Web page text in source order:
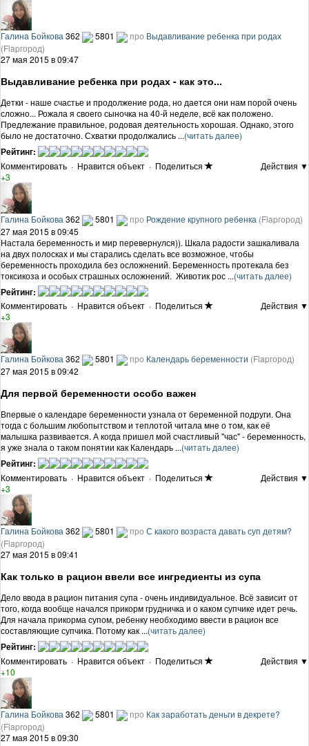
Галина Бойкова 362 5801 про Выдавливание ребенка при родах
(Flapгород)
27 мая 2015 в 09:47
Выдавливание ребенка при родах - как это...
Детки - наше счастье и продолжение рода, но дается они нам порой очень
сложно... Рожала я своего сыночка на 40-й неделе, всё как положено.
Предлежание правильное, родовая деятельность хорошая. Однако, этого
было не достаточно. Схватки продолжались ...(читать далее)
Рейтинг:
Комментировать · Нравится объект · Поделиться
Действия ▼
+3
Галина Бойкова 362 5801 про Рождение крупного ребенка (Flapгород)
27 мая 2015 в 09:45
Настала беременность и мир перевернулся)). Шкала радости зашкаливала
на двух полосках и мы старались сделать все возможное, чтобы
беременность проходила без осложнений. Беременность протекала без
токсикоза и особых страшных осложнений. Животик рос ...(читать далее)
Рейтинг:
Комментировать · Нравится объект · Поделиться
Действия ▼
+3
Галина Бойкова362 5801 про Календарь беременности (Flapгород)
27 мая 2015 в 09:42
Для первой беременности особо важен
Впервые о календаре беременности узнала от беременной подруги. Она
тогда с большим любопытством и теплотой читала мне о том, как её
малышка развивается. А когда пришел мой счастливый "час" - беременность,
я уже знала о таком понятии как Календарь ...(читать далее)
Рейтинг:
Комментировать · Нравится объект · Поделиться
Действия ▼
+3
Галина Бойкова 362 5801 про С какого возраста давать суп детям?
(Flapгород)
27 мая 2015 в 09:41
Как только в рацион ввели все ингредиенты из супа
Дело ввода в рацион питания супа - очень индивидуальное. Всё зависит от
того, когда вообще начался прикорм грудничка и о каком супчике идет речь.
Для начала прикорма супом, ребенку необходимо ввести в рацион все
составляющие супчика. Потому как ...(читать далее)
Рейтинг:
Комментировать · Нравится объект · Поделиться
Действия ▼
+10
Галина Бойкова 362 5801 про Как заработать деньги в декрете?
(Flapгород)
27 мая 2015 в 09:30